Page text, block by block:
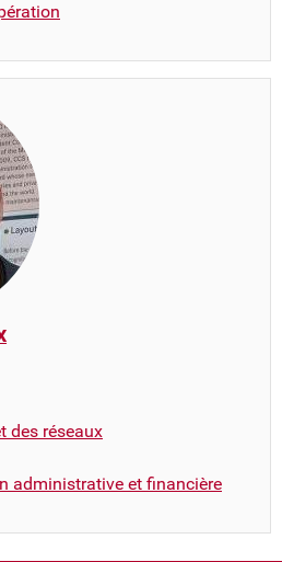
des réseaux
administrative et financière